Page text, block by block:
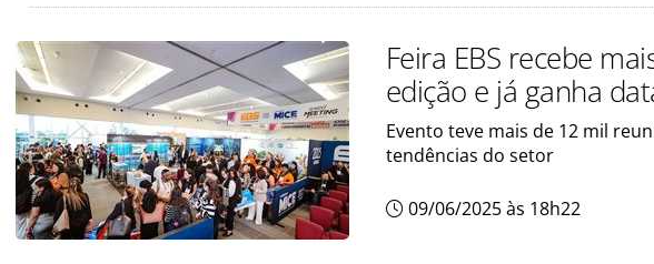
Feira EBS recebe
edição e já ganha
Evento teve mais de 12 mil
tendências do setor
09/06/2025 às 18h22